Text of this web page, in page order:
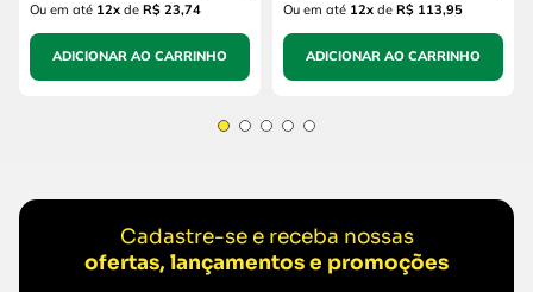
Ou em até 12x de R$ 23,74
ADICIONAR AO CARRINHO
Ou em até 12x de R$ 113,95
ADICIONAR AO CARRINHO
Cadastre-se e receba nossas
ofertas, lançamentos e promoções